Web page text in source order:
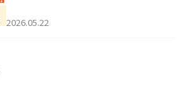
た。
2026.05.22